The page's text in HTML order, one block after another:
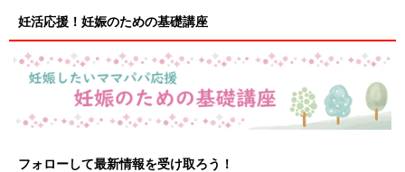
妊活応援！妊娠のための基礎講座
フォローして最新情報を受け取ろう！